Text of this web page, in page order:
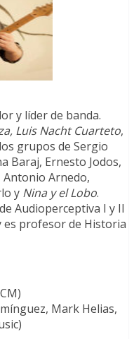
y líder de banda.
Luis Nacht Cuarteto,
grupos de Sergio
Baraj, Ernesto Jodos,
Arnedo,
y Nina y el Lobo.
Audioperceptiva I y II
es profesor de Historia
Mark Helias,